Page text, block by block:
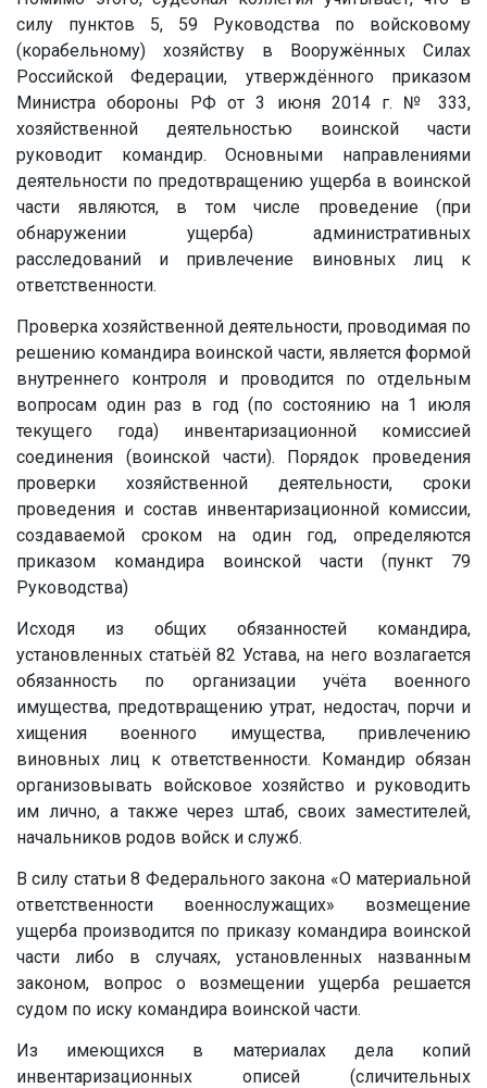
силу пунктов 5, 59 Руководства по войсковому
(корабельному) хозяйству в Вооружённых Силах
Российской Федерации, утверждённого приказом
Министра обороны РФ от 3 июня 2014 г. № 333,
хозяйственной деятельностью воинской части
руководит командир. Основными направлениями
деятельности по предотвращению ущерба в воинской
части являются, в том числе проведение (при
обнаружении ущерба) административных
расследований и привлечение виновных лиц к
ответственности.
Проверка хозяйственной деятельности, проводимая по
решению командира воинской части, является формой
внутреннего контроля и проводится по отдельным
вопросам один раз в год (по состоянию на 1 июля
текущего года) инвентаризационной комиссией
соединения (воинской части). Порядок проведения
проверки хозяйственной деятельности, сроки
проведения и состав инвентаризационной комиссии,
создаваемой сроком на один год, определяются
приказом командира воинской части (пункт 79
Руководства)
Исходя из общих обязанностей командира,
установленных статьёй 82 Устава, на него возлагается
обязанность по организации учёта военного
имущества, предотвращению утрат, недостач, порчи и
хищения военного имущества, привлечению
виновных лиц к ответственности. Командир обязан
организовывать войсковое хозяйство и руководить
им лично, а также через штаб, своих заместителей,
начальников родов войск и служб.
В силу статьи 8 Федерального закона «О материальной
ответственности военнослужащих» возмещение
ущерба производится по приказу командира воинской
части либо в случаях, установленных названным
законом, вопрос о возмещении ущерба решается
судом по иску командира воинской части.
Из имеющихся в материалах дела копий
инвентаризационных описей (сличительных